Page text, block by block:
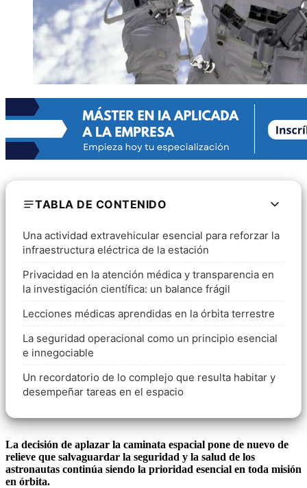
TABLA DE CONTENIDO
Una actividad extravehicular esencial para reforzar la
infraestructura eléctrica de la estación
Privacidad en la atención médica y transparencia en
la investigación científica: un balance frágil
Lecciones médicas aprendidas en la órbita terrestre
La seguridad operacional como un principio esencial
e innegociable
Un recordatorio de lo complejo que resulta habitar y
desempeñar tareas en el espacio
La decisión de aplazar la caminata espacial pone de nuevo de
relieve que salvaguardar la seguridad y la salud de los
astronautas continúa siendo la prioridad esencial en toda misión
en órbita.